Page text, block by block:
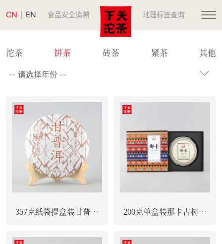
CN EN 食品安全追溯 地理标签查询
沱茶 饼茶 砖茶 紧茶 其他
357克纸袋提盒装甘普洱
饼茶 普洱茶（熟茶）2023
200克单盒装那卡古树饼
茶 普洱茶（生茶）2023